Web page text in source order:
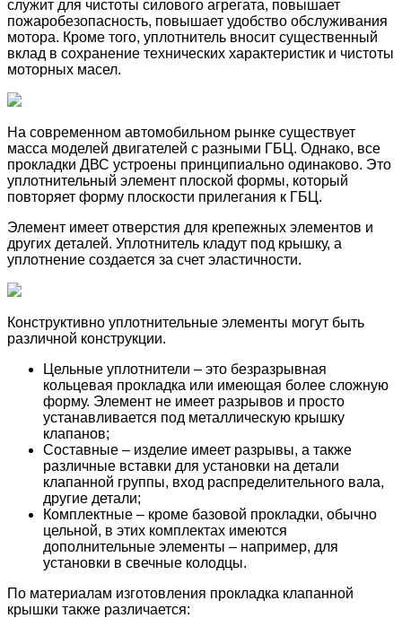
служит для чистоты силового агрегата, повышает
пожаробезопасность, повышает удобство обслуживания
мотора. Кроме того, уплотнитель вносит существенный
вклад в сохранение технических характеристик и чистоты
моторных масел.
На современном автомобильном рынке существует
масса моделей двигателей с разными ГБЦ. Однако, все
прокладки ДВС устроены принципиально одинаково. Это
уплотнительный элемент плоской формы, который
повторяет форму плоскости прилегания к ГБЦ.
Элемент имеет отверстия для крепежных элементов и
других деталей. Уплотнитель кладут под крышку, а
уплотнение создается за счет эластичности.
Конструктивно уплотнительные элементы могут быть
различной конструкции.
Цельные уплотнители – это безразрывная
кольцевая прокладка или имеющая более сложную
форму. Элемент не имеет разрывов и просто
устанавливается под металлическую крышку
клапанов;
Составные – изделие имеет разрывы, а также
различные вставки для установки на детали
клапанной группы, вход распределительного вала,
другие детали;
Комплектные – кроме базовой прокладки, обычно
цельной, в этих комплектах имеются
дополнительные элементы – например, для
установки в свечные колодцы.
По материалам изготовления прокладка клапанной
крышки также различается: